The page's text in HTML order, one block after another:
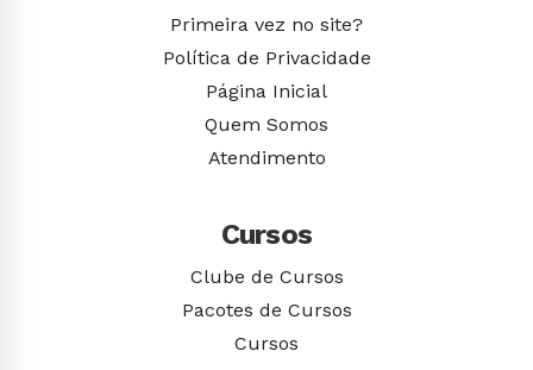
Primeira vez no site?
Política de Privacidade
Página Inicial
Quem Somos
Atendimento
Cursos
Clube de Cursos
Pacotes de Cursos
Cursos